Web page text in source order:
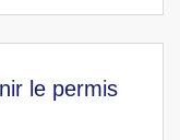
le permis